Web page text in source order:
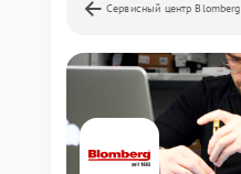
Сервисный центр Blomberg